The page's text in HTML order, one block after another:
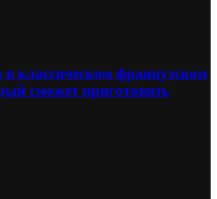
классическом французском
сможет приготовить